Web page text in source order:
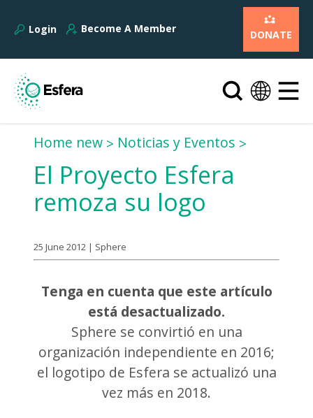
Login Become A Member DONATE
Home new Noticias y Eventos
El Proyecto Esfera
remoza su logo
25 June 2012 | Sphere
Tenga en cuenta que este artículo
está desactualizado.
Sphere se convirtió en una
organización independiente en 2016;
el logotipo de Esfera se actualizó una
vez más en 2018.